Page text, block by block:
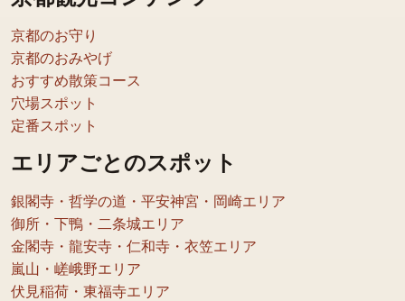
京都のお守り
京都のおみやげ
おすすめ散策コース
穴場スポット
定番スポット
エリアごとのスポット
銀閣寺・哲学の道・平安神宮・岡崎エリア
御所・下鴨・二条城エリア
金閣寺・龍安寺・仁和寺・衣笠エリア
嵐山・嵯峨野エリア
伏見稲荷・東福寺エリア